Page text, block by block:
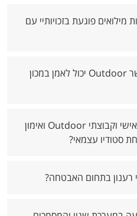
פוגעת בזכויותיי עם
האם בוגר קורס מדריכי כושר Outdoor יכול לאמן במכון
האם תעודת "מדריך כושר אישי וקבוצתי Outdoor ואימון
סטודיו עצמאי?
רענון בתחום האבטחה?